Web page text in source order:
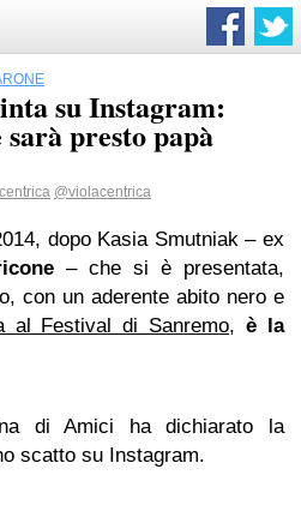
su Instagram:
presto papà
@violacentrica
dopo Kasia Smutniak – ex
– che si è presentata,
con un aderente abito nero e
al Festival di Sanremo,è la
di Amici ha dichiarato la
scatto su Instagram.